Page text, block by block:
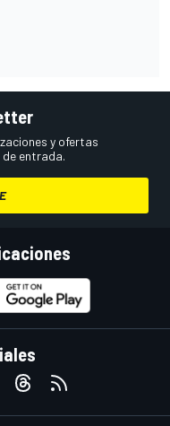
y ofertas
entrada.